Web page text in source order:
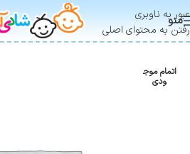
عبور به ناوبری
رفتن به محتوای اصلی
منو
اتمام موج
ودی